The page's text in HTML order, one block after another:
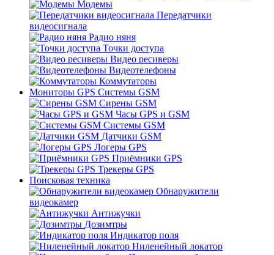
Модемы
Передатчики
видеосигнала
Радио няня
Точки доступа
Видео ресиверы
Видеотелефоны
Коммутаторы
Мониторы GPS Системы GSM
Сирены GSM
Часы GPS и GSM
Системы GSM
Датчики GSM
Логеры GPS
Приёмники GPS
Трекеры GPS
Поисковая техника
Обнаружители
видеокамер
Антижучки
Дозимтры
Индикатор поля
Ниленейный локатор